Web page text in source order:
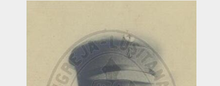
[Documento simples] 012 - António Ferreira Fiandor no presbitério da igreja
[Documento simples] 013 - António Ferreira Fiandor num passeio, [c. 1920]
[Documento simples] 014 - António Ferreira Fiandor e um amigo em Lisboa,
[Documento simples] 015 - António Ferreira Fiandor e amigo em Lisboa, 1932-
[Documento simples] 016 - António Ferreira Fiandor à porta da igreja do Bom